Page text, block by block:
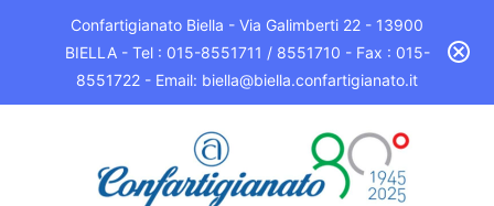
Confartigianato Biella - Via Galimberti 22 - 13900
BIELLA - Tel : 015-8551711 / 8551710 - Fax : 015-
8551722 - Email: biella@biella.confartigianato.it